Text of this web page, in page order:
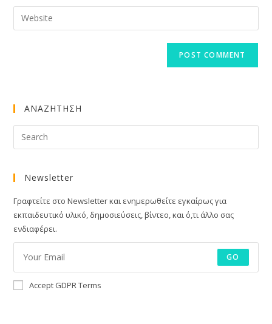
to
comment
email
address
Enter
your
ΑΝΑΖΗΤΗΣΗ
Newsletter
Γραφτείτε στο Newsletter και ενημερωθείτε εγκαίρως για
εκπαιδευτικό υλικό, δημοσιεύσεις, βίντεο, και ό,τι άλλο σας
ενδιαφέρει.
GO
Accept GDPR Terms